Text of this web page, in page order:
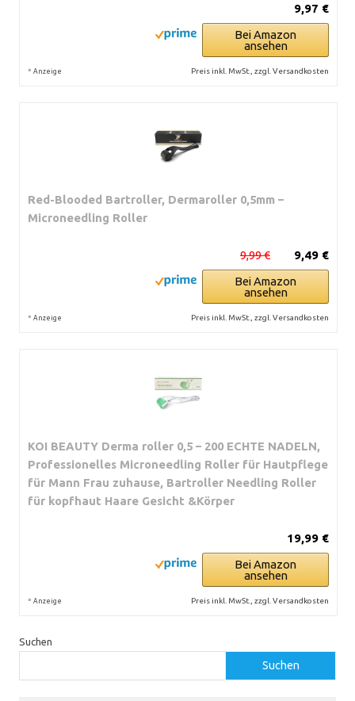
9,97 €
Bei Amazon
ansehen
* Anzeige Preis inkl. MwSt., zzgl. Versandkosten
Red-Blooded Bartroller, Dermaroller 0,5mm –
Microneedling Roller
9,49 €
9,99 €
Bei Amazon
ansehen
* Anzeige Preis inkl. MwSt., zzgl. Versandkosten
KOI BEAUTY Derma roller 0,5 – 200 ECHTE NADELN,
Professionelles Microneedling Roller für Hautpflege
für Mann Frau zuhause, Bartroller Needling Roller
für kopfhaut Haare Gesicht &Körper
19,99 €
Bei Amazon
ansehen
* Anzeige Preis inkl. MwSt., zzgl. Versandkosten
Suchen
Suchen